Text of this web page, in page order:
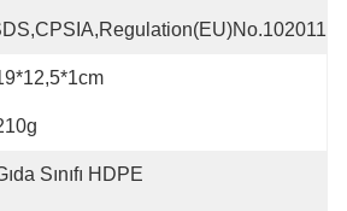
Sınıfı HDPE